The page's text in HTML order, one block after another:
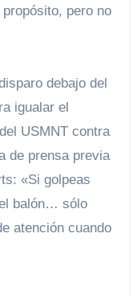
pero no
debajo del
igualar el
USMNT contra
de prensa previa
«Si golpeas
balón… sólo
atención cuando